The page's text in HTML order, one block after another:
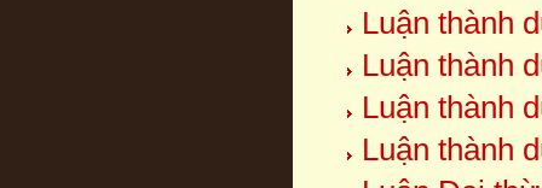
Luận thành
Luận thành
Luận thành
Luận thành